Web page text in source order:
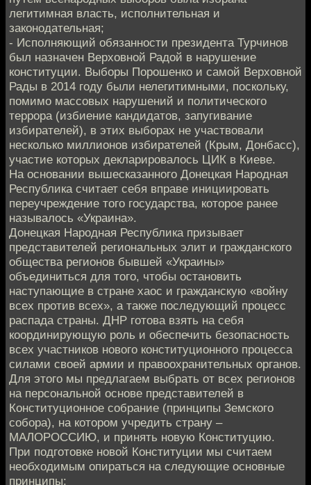
легитимная власть, исполнительная и
законодательная;
- Исполняющий обязанности президента Турчинов
был назначен Верховной Радой в нарушение
конституции. Выборы Порошенко и самой Верховной
Рады в 2014 году были нелегитимными, поскольку,
помимо массовых нарушений и политического
террора (избиение кандидатов, запугивание
избирателей), в этих выборах не участвовали
несколько миллионов избирателей (Крым, Донбасс),
участие которых декларировалось ЦИК в Киеве.
На основании вышесказанного Донецкая Народная
Республика считает себя вправе инициировать
переучреждение того государства, которое ранее
называлось «Украина».
Донецкая Народная Республика призывает
представителей региональных элит и гражданского
общества регионов бывшей «Украины»
объединиться для того, чтобы остановить
наступающие в стране хаос и гражданскую «войну
всех против всех», а также последующий процесс
распада страны. ДНР готова взять на себя
координирующую роль и обеспечить безопасность
всех участников нового конституционного процесса
силами своей армии и правоохранительных органов.
Для этого мы предлагаем выбрать от всех регионов
на персональной основе представителей в
Конституционное собрание (принципы Земского
собора), на котором учредить страну –
МАЛОРОССИЮ, и принять новую Конституцию.
При подготовке новой Конституции мы считаем
необходимым опираться на следующие основные
принципы: